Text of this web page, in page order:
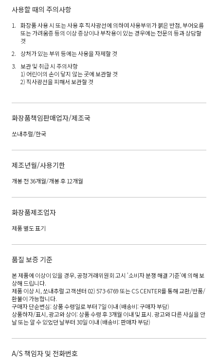
사용할 때의 주의사항
화장품 사용 시 또는 사용 후 직사광선에 의하여 사용부위가 붉은 반점, 부어오름
또는 가려움증 등의 이상 증상이나 부작용이 있는 경우에는 전문의 등과 상담할
것
상처가 있는 부위 등에는 사용을 자제할 것
보관 및 취급 시 주의사항
1) 어린이의 손이 닿지 않는 곳에 보관할 것
2) 직사광선을 피해서 보관할 것
화장품책임판매업자/제조국
쏘내추럴/한국
제조년월/사용기한
개봉 전 36개월/개봉 후 12개월
화장품제조업자
제품 별도 표기
품질 보증 기준
본 제품에 이상이 있을 경우, 공정거래위원회 고시 '소비자 분쟁 해결 기준'에 의해 보
상해 드립니다.
제품 이상 시, 쏘내추럴 고객센터 02) 573-6769 또는 CS CENTER를 통해 교환/반품/
환불이 가능합니다.
구매자 단순변심: 상품 수령일로 부터 7일 이내 (배송비: 구매자 부담)
상품하자/표시, 광고와 상이: 상품 수령 후 3개월 이내 및 표시. 광고와 다른 사실을 안
날 또는 알 수 있었던 날부터 30일 이내 (배송비: 판매자 부담)
A/S 책임자 및 전화번호